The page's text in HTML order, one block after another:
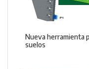
Nueva herramienta
suelos